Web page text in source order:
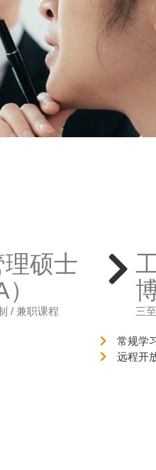
硕士
/ 兼职课程 三
常规学
远程开